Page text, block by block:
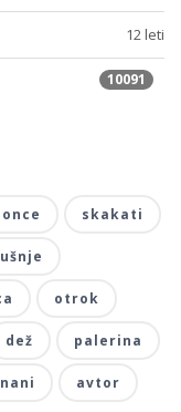
12 leti
10091
skakati
otrok
dež palerina
avtor